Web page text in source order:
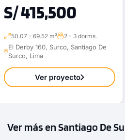
S/ 415,500
50.07 - 69.52 m² 2 - 3 dorms.
El Derby 160, Surco, Santiago De
Surco, Lima
Ver proyecto
Ver más en Santiago De